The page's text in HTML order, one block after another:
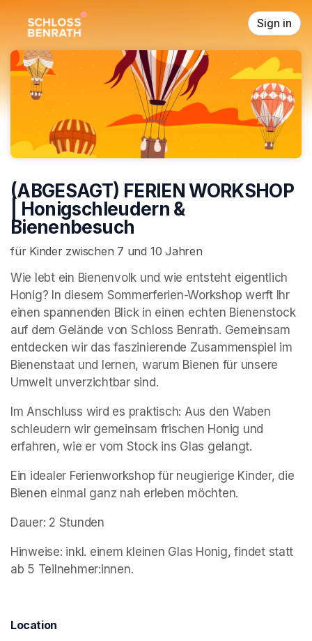
Sign in
(ABGESAGT) FERIEN WORKSHOP
| Honigschleudern &
Bienenbesuch
für Kinder zwischen 7 und 10 Jahren
Wie lebt ein Bienenvolk und wie entsteht eigentlich
Honig? In diesem Sommerferien-Workshop werft Ihr
einen spannenden Blick in einen echten Bienenstock
auf dem Gelände von Schloss Benrath. Gemeinsam
entdecken wir das faszinierende Zusammenspiel im
Bienenstaat und lernen, warum Bienen für unsere
Umwelt unverzichtbar sind.
Im Anschluss wird es praktisch: Aus den Waben
schleudern wir gemeinsam frischen Honig und
erfahren, wie er vom Stock ins Glas gelangt.
Ein idealer Ferienworkshop für neugierige Kinder, die
Bienen einmal ganz nah erleben möchten.
Dauer: 2 Stunden
Hinweise: inkl. einem kleinen Glas Honig, findet statt
ab 5 Teilnehmer:innen.
Location